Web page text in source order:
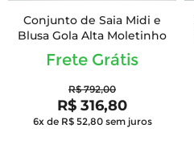
Conjunto de Saia Midi e
Blusa Gola Alta Moletinho
Frete Grátis
R$ 792,00
R$ 316,80
6x de R$ 52,80 sem juros